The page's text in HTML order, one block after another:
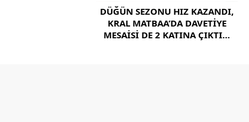
DÜĞÜN SEZONU HIZ KAZANDI,
KRAL MATBAA’DA DAVETİYE
MESAİSİ DE 2 KATINA ÇIKTI…